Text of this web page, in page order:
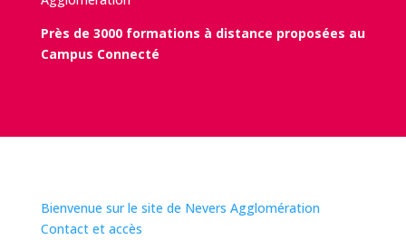
Près de 3000 formations à distance proposées au
Campus Connecté
Bienvenue sur le site de Nevers Agglomération
Contact et accès